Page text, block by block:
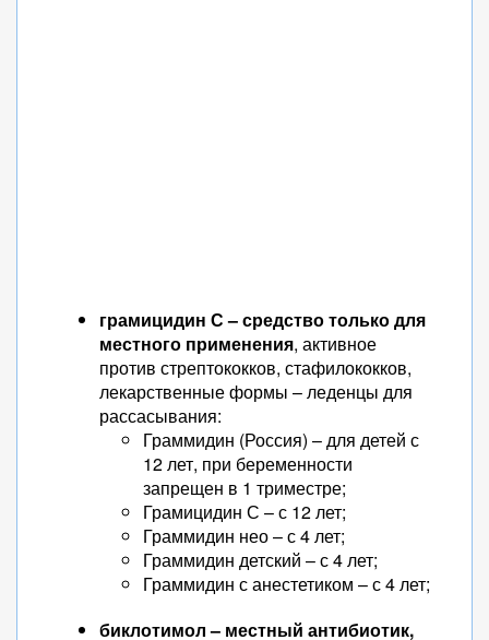
грамицидин С – средство только для
местного применения, активное
против стрептококков, стафилококков,
лекарственные формы – леденцы для
рассасывания:
Граммидин (Россия) – для детей с
12 лет, при беременности
запрещен в 1 триместре;
Грамицидин С – с 12 лет;
Граммидин нео – с 4 лет;
Граммидин детский – с 4 лет;
Граммидин с анестетиком – с 4 лет;
биклотимол – местный антибиотик,